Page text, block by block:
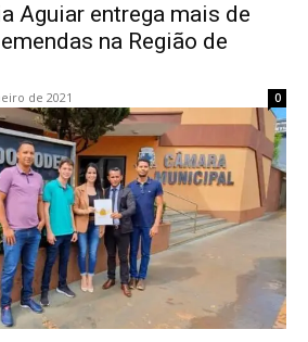
Aguiar entrega mais de
na Região de
de 2021 0